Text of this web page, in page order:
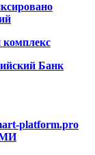
комплекс
Банк
platform.pro